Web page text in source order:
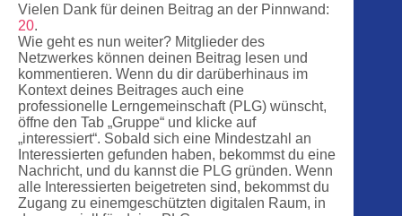
Vielen Dank für deinen Beitrag an der Pinnwand:
20.
Wie geht es nun weiter? Mitglieder des
Netzwerkes können deinen Beitrag lesen und
kommentieren. Wenn du dir darüberhinaus im
Kontext deines Beitrages auch eine
professionelle Lerngemeinschaft (PLG) wünscht,
öffne den Tab „Gruppe“ und klicke auf
„interessiert“. Sobald sich eine Mindestzahl an
Interessierten gefunden haben, bekommst du eine
Nachricht, und du kannst die PLG gründen. Wenn
alle Interessierten beigetreten sind, bekommst du
Zugang zu einemgeschützten digitalen Raum, in